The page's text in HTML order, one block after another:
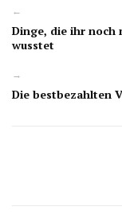
←
Dinge, die ihr noch
wusstet
→
Die bestbezahlten